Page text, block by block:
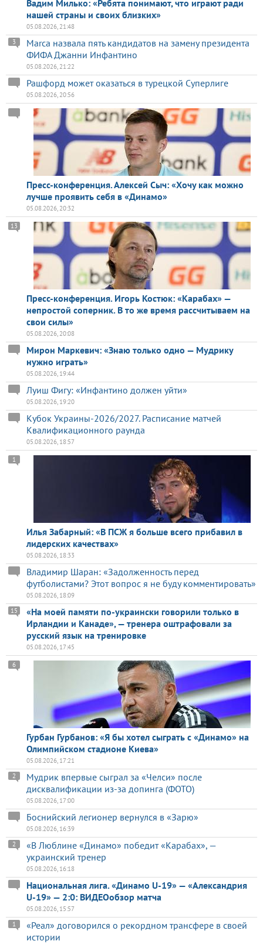
Вадим Милько: «Ребята понимают, что играют ради
нашей страны и своих близких»
05.08.2026, 21:48
Marca назвала пять кандидатов на замену президента
ФИФА Джанни Инфантино
3
05.08.2026, 21:22
Рашфорд может оказаться в турецкой Суперлиге
05.08.2026, 20:56
Пресс-конференция. Алексей Сыч: «Хочу как можно
лучше проявить себя в «Динамо»
05.08.2026, 20:32
Пресс-конференция. Игорь Костюк: «Карабах» —
непростой соперник. В то же время рассчитываем на
свои силы»
13
05.08.2026, 20:08
Мирон Маркевич: «Знаю только одно — Мудрику
нужно играть»
05.08.2026, 19:44
Луиш Фигу: «Инфантино должен уйти»
05.08.2026, 19:20
Кубок Украины-2026/2027. Расписание матчей
Квалификационного раунда
05.08.2026, 18:57
Илья Забарный: «В ПСЖ я больше всего прибавил в
лидерских качествах»
1
05.08.2026, 18:33
Владимир Шаран: «Задолженность перед
футболистами? Этот вопрос я не буду комментировать»
05.08.2026, 18:09
«На моей памяти по-украински говорили только в
Ирландии и Канаде», — тренера оштрафовали за
русский язык на тренировке
15
05.08.2026, 17:45
Гурбан Гурбанов: «Я бы хотел сыграть с «Динамо» на
Олимпийском стадионе Киева»
6
05.08.2026, 17:21
Мудрик впервые сыграл за «Челси» после
дисквалификации из-за допинга (ФОТО)
2
05.08.2026, 17:00
Боснийский легионер вернулся в «Зарю»
05.08.2026, 16:39
«В Люблине «Динамо» победит «Карабах», —
украинский тренер
2
05.08.2026, 16:18
Национальная лига. «Динамо U-19» — «Александрия
U-19» — 2:0: ВИДЕОобзор матча
05.08.2026, 15:57
«Реал» договорился о рекордном трансфере в своей
истории
1